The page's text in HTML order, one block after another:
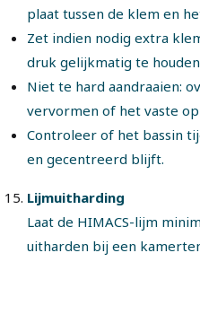
plaat tussen de klem en
Zet indien nodig extra
druk gelijkmatig te
Niet te hard aandraaien:
vervormen of het vaste
Controleer of het bassin
en gecentreerd blijft.
Lijmuitharding
Laat de HIMACS-lijm
uitharden bij een